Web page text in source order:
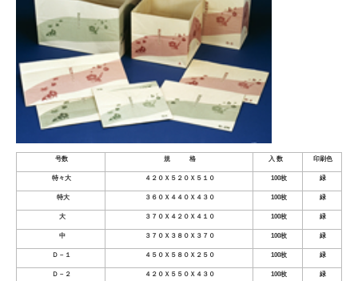
号数 規 格 入 数 印刷色
特々大 ４２０Ｘ５２０Ｘ５１０ 100枚 緑
特大 ３６０Ｘ４４０Ｘ４３０ 100枚 緑
大 ３７０Ｘ４２０Ｘ４１０ 100枚 緑
中 ３７０Ｘ３８０Ｘ３７０ 100枚 緑
Ｄ－１ ４５０Ｘ５８０Ｘ２５０ 100枚 緑
Ｄ－２ ４２０Ｘ５５０Ｘ４３０ 100枚 緑